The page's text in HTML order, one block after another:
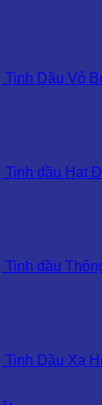
Tinh Dầu Vỏ
Tinh dầu Hạt
Tinh dầu
Tinh Dầu Xạ